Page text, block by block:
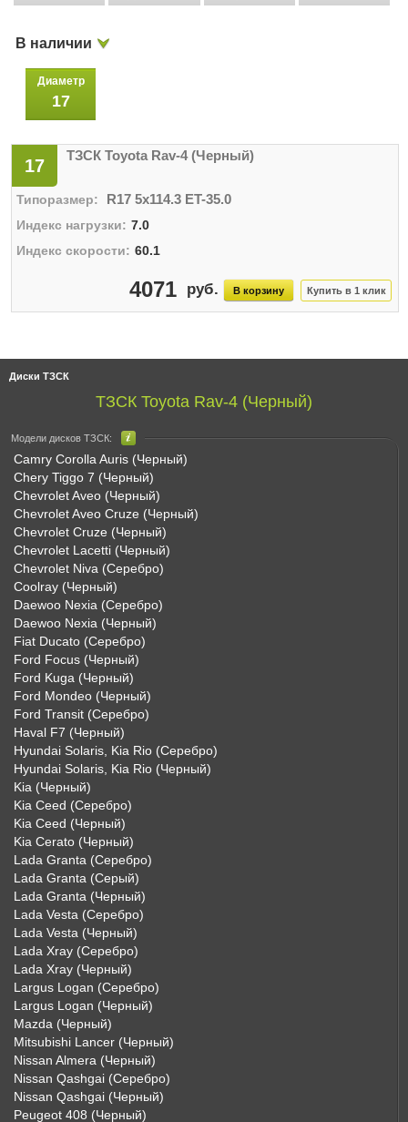
Диски ТЗСК
ТЗСК Toyota Rav-4 (Черный)
Модели дисков ТЗСК:
Camry Corolla Auris (Черный)
Chery Tiggo 7 (Черный)
Chevrolet Aveo (Черный)
Chevrolet Aveo Cruze (Черный)
Chevrolet Cruze (Черный)
Chevrolet Lacetti (Черный)
Chevrolet Niva (Серебро)
Coolray (Черный)
Daewoo Nexia (Серебро)
Daewoo Nexia (Черный)
Fiat Ducato (Серебро)
Ford Focus (Черный)
Ford Kuga (Черный)
Ford Mondeo (Черный)
Ford Transit (Серебро)
Haval F7 (Черный)
Hyundai Solaris, Kia Rio (Серебро)
Hyundai Solaris, Kia Rio (Черный)
Kia (Черный)
Kia Ceed (Серебро)
Kia Ceed (Черный)
Kia Cerato (Черный)
Lada Granta (Серебро)
Lada Granta (Серый)
Lada Granta (Черный)
Lada Vesta (Серебро)
Lada Vesta (Черный)
Lada Xray (Серебро)
Lada Xray (Черный)
Largus Logan (Серебро)
Largus Logan (Черный)
Mazda (Черный)
Mitsubishi Lancer (Черный)
Nissan Almera (Черный)
Nissan Qashgai (Серебро)
Nissan Qashgai (Черный)
Peugeot 408 (Черный)
В наличии
Диаметр
17
17
ТЗСК Toyota Rav-4 (Черный)
R17 5x114.3 ET-35.0
7.0
60.1
4071